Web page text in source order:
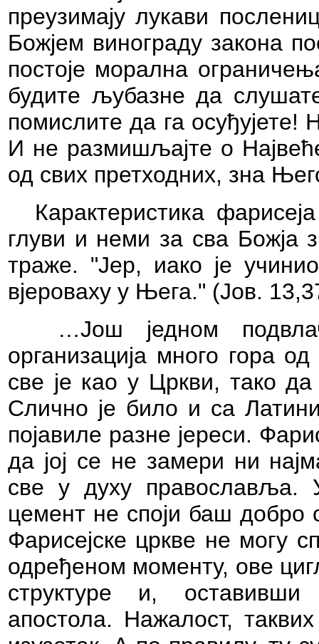
преузимају лукави
Божјем винограду закона
постоје морална
будите љубазне да
помислите да га
И не размишљајте о
од свих претходних, зна
Карактеристика
глуви и неми за сва Божја
траже. "Јер, иако је
вјероваху у Њега." (Јов.
…Још једном
организација много гора
све је као у Цркви, тако
Слично је било и са
појавиле разне јереси.
да јој се не замери ни
све у духу
цемент не споји баш добро
Фарисејске цркве не могу
одређеном моменту, ове
структуре и,
апостола. Нажалост,